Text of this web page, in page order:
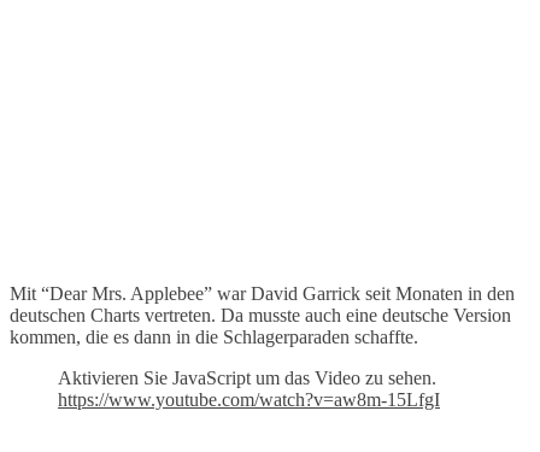
Mit “Dear Mrs. Applebee” war David Garrick seit Monaten in den
deutschen Charts vertreten. Da musste auch eine deutsche Version
kommen, die es dann in die Schlagerparaden schaffte.
Aktivieren Sie JavaScript um das Video zu sehen.
https://www.youtube.com/watch?v=aw8m-15LfgI